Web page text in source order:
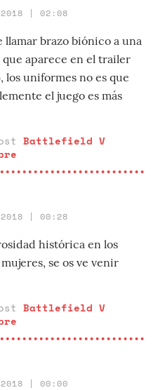
2018 | 02:08
llamar brazo biónico a una
aparece en el trailer
los uniformes no es que
el juego es más
Battlefield V
2018 | 00:28
histórica en los
se os ve venir
Battlefield V
2018 | 00:00